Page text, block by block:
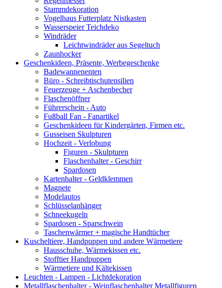
Stammdekoration
Vogelhaus Futterplatz Nistkasten
Wasserspeier Teichdeko
Windräder
Leichtwindräder aus Segeltuch
Zaunhocker
Geschenkideen, Präsente, Werbegeschenke
Badewannenenten
Büro - Schreibtischutensilien
Feuerzeuge + Aschenbecher
Flaschenöffner
Führerschein - Auto
Fußball Fan - Fanartikel
Geschenkideen für Kindergärten, Firmen etc.
Gusseisen Skulpturen
Hochzeit - Verlobung
Figuren - Skulpturen
Flaschenhalter - Geschirr
Spardosen
Kartenhalter - Geldklemmen
Magnete
Modelautos
Schlüsselanhänger
Schneekugeln
Spardosen - Sparschwein
Taschenwärmer + magische Handtücher
Kuscheltiere, Handpuppen und andere Wärmetiere
Hausschuhe, Wärmekissen etc.
Stofftier Handpuppen
Wärmetiere und Kältekissen
Leuchten - Lampen - Lichtdekoration
Metallflaschenhalter - Weinflaschenhalter Metallfiguren